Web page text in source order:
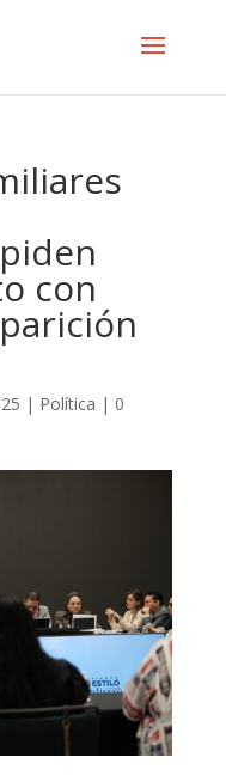
con
| Política | 0